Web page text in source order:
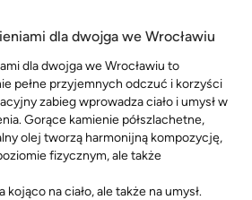
dla dwojga we Wrocławiu
dla dwojga we Wrocławiu to
pełne przyjemnych odczuć i korzyści
zabieg wprowadza ciało i umysł w
Gorące kamienie półszlachetne,
olej tworzą harmonijną kompozycję,
fizycznym, ale także
kojąco na ciało, ale także na umysł.